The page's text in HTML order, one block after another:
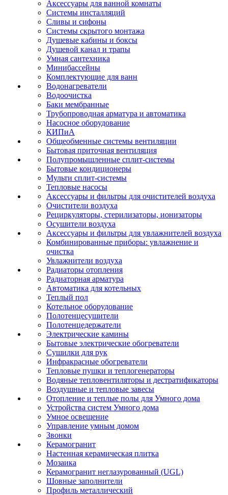
Аксессуары для ванной комнаты
Системы инсталляций
Сливы и сифоны
Системы скрытого монтажа
Душевые кабины и боксы
Душевой канал и трапы
Умная сантехника
Минибассейны
Комплектующие для ванн
Водонагреватели
Водоочистка
Баки мембранные
Трубопроводная арматура и автоматика
Насосное оборудование
КИПиА
Общеобменные системы вентиляции
Бытовая приточная вентиляция
Полупромышленные сплит-системы
Бытовые кондиционеры
Мульти сплит-системы
Тепловые насосы
Аксессуары и фильтры для очистителей воздуха
Очистители воздуха
Рециркуляторы, стерилизаторы, ионизаторы
Осушители воздуха
Аксессуары и фильтры для увлажнителей воздуха
Комбинированные приборы: увлажнение и
очистка
Увлажнители воздуха
Радиаторы отопления
Радиаторная арматура
Автоматика для котельных
Теплый пол
Котельное оборудование
Полотенцесушители
Полотенцедержатели
Электрические камины
Бытовые электрические обогреватели
Сушилки для рук
Инфракрасные обогреватели
Тепловые пушки и теплогенераторы
Водяные тепловентиляторы и дестратификаторы
Воздушные и тепловые завесы
Отопление и теплые полы для Умного дома
Устройства систем Умного дома
Умное освещение
Управление умным домом
Звонки
Керамогранит
Настенная керамическая плитка
Мозаика
Керамогранит неглазурованный (UGL)
Шовные заполнители
Профиль металлический